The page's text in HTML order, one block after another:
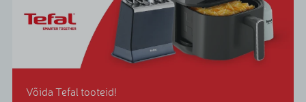
Võida Tefal tooteid!